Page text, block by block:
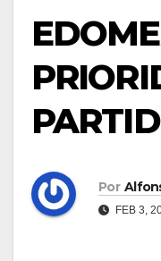
Por
FEB 3,